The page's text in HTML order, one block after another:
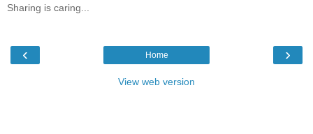
Sharing is caring...
‹ ›
Home
View web version